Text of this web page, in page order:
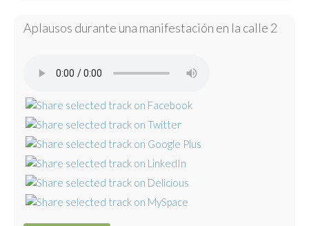
Aplausos durante una manifestación en la calle 2